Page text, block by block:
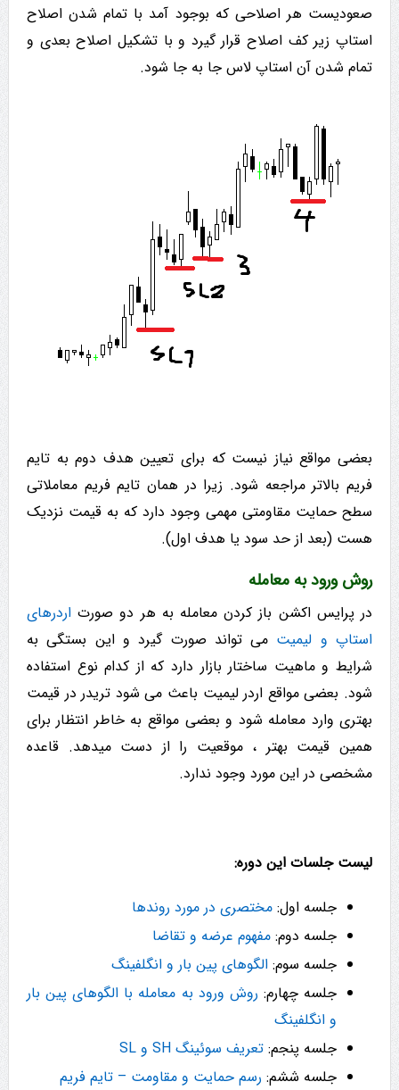
صعودیست هر اصلاحی که بوجود آمد با تمام شدن اصلاح
استاپ زیر کف اصلاح قرار گیرد و با تشکیل اصلاح بعدی و
تمام شدن آن استاپ لاس جا به جا شود.
بعضی مواقع نیاز نیست که برای تعیین هدف دوم به تایم
فریم بالاتر مراجعه شود. زیرا در همان تایم فریم معاملاتی
سطح حمایت مقاومتی مهمی وجود دارد که به قیمت نزدیک
هست (بعد از حد سود یا هدف اول).
روش ورود به معامله
در پرایس اکشن باز کردن معامله به هر دو صورتاردرهای
استاپ و لیمیت می تواند صورت گیرد و این بستگی به
شرایط و ماهیت ساختار بازار دارد که از کدام نوع استفاده
شود. بعضی مواقع اردر لیمیت باعث می شود تریدر در قیمت
بهتری وارد معامله شود و بعضی مواقع به خاطر انتظار برای
همین قیمت بهتر ، موقعیت را از دست می­دهد. قاعده
مشخصی در این مورد وجود ندارد.
لیست جلسات این دوره:
جلسه اول: مختصری در مورد روندها
جلسه دوم: مفهوم عرضه و تقاضا
جلسه سوم: الگوهای پین بار و انگلفینگ
جلسه چهارم: روش ورود به معامله با الگوهای پین بار
و انگلفینگ
جلسه پنجم: تعریف سوئینگ SH و SL
جلسه ششم: رسم حمایت و مقاومت – تایم فریم